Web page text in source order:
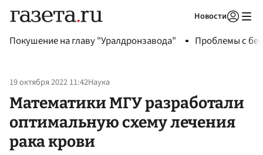
Новости
Покушение на главу "Уралдронзавода" Проблемы с
19 октября 2022 11:42Наука
Математики МГУ разработали
оптимальную схему лечения
рака крови